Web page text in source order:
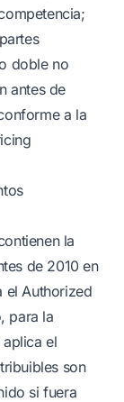
doble no
antes de
a la
la
de 2010 en
el Authorized
para la
el
son
si fuera